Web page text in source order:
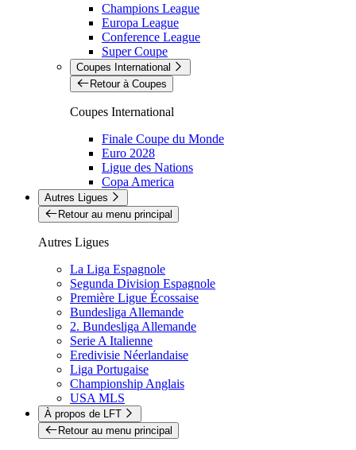
Champions League
Europa League
Conference League
Super Coupe
Coupes International
Retour à Coupes
Coupes International
Finale Coupe du Monde
Euro 2028
Ligue des Nations
Copa America
Autres Ligues
Retour au menu principal
Autres Ligues
La Liga Espagnole
Segunda Division Espagnole
Première Ligue Écossaise
Bundesliga Allemande
2. Bundesliga Allemande
Serie A Italienne
Eredivisie Néerlandaise
Liga Portugaise
Championship Anglais
USA MLS
À propos de LFT
Retour au menu principal